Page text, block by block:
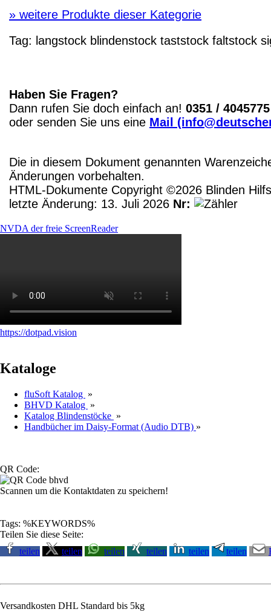
» weitere Produkte dieser Kategorie
Tag: langstock blindenstock taststock faltstock
Haben Sie Fragen?
Dann rufen Sie doch einfach an! 0351 / 4045775
oder senden Sie uns eine Mail
Die in diesem Dokument genannten
Änderungen vorbehalten.
HTML-Dokumente Copyright ©2026 Blinden
letzte Änderung: 13. Juli 2026 Nr:
NVDA der freie ScreenReader
https://dotpad.vision
Kataloge
fluSoft Katalog »
BHVD Katalog »
Katalog Blindenstöcke »
Handbücher im Daisy-Format (Audio DTB) »
QR Code:
Scannen um die Kontaktdaten zu speichern!
Tags: %KEYWORDS%
Teilen Sie diese Seite:
teilen
teilen teilen teilen teilen teilen
Versandkosten DHL Standard bis 5kg